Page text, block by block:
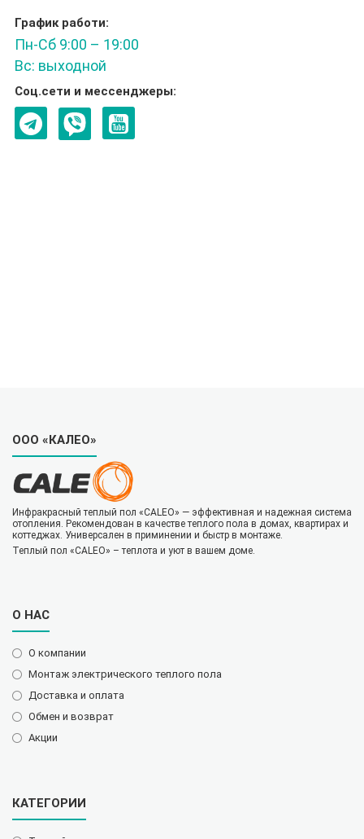
График работи:
Пн-Сб 9:00 – 19:00
Вс: выходной
Соц.сети и мессенджеры:
ООО «КАЛЕО»
Инфракрасный теплый пол «CALEO» — эффективная и надежная система
отопления. Рекомендован в качестве теплого пола в домах, квартирах и
коттеджах. Универсален в приминении и быстр в монтаже.
Теплый пол «CALEO» – теплота и уют в вашем доме.
О НАС
О компании
Монтаж электрического теплого пола
Доставка и оплата
Обмен и возврат
Акции
КАТЕГОРИИ